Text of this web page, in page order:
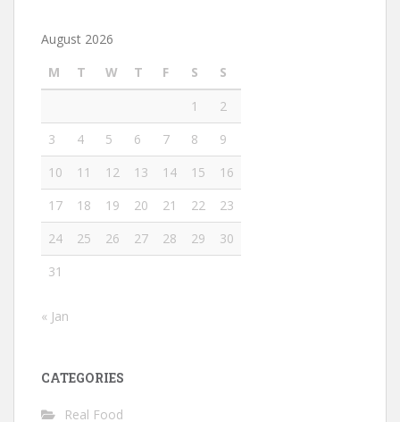
August 2026
M
T W T F S
S
1
2
3
4 5 6 7 8
9
10
11 12 13 14 15
16
17
18 19 20 21 22
23
24
25 26 27 28 29
30
31
« Jan
CATEGORIES
Real Food